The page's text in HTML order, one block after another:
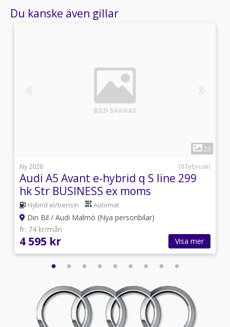
Du kanske även gillar
23
Ny 2026
18 februari
Audi A5 Avant e-hybrid q S line 299
hk Str BUSINESS ex moms
Hybrid el/bensin Automat
Din Bil / Audi Malmö (Nya personbilar)
fr. 74 kr/mån
4 595 kr Visa mer